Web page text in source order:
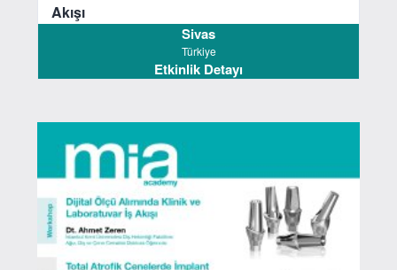
Akışı
Sivas
Türkiye
Etkinlik Detayı